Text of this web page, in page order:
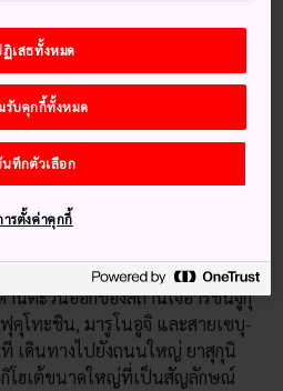
ร้านอาหารขนาดเล็กในโกลเด้น
กิโจซึ่งอยู่ใกล้กับสถานีเจอาร์ชินจูกุ
านตะวันออกของสถานีเจอาร์ชินจูกุ
คุโทะชิน, มารูโนอูจิ และสายเซบุ-
เดินทางไปยังถนนใหญ่ ยาสุกุนิ
กิโฮเต้ขนาดใหญ่ที่เป็นสัญลักษณ์
เสธทั้งหมด
รับคุกกี้ทั้งหมด
ทึกตัวเลือก
ารตั้งค่าคุกกี้